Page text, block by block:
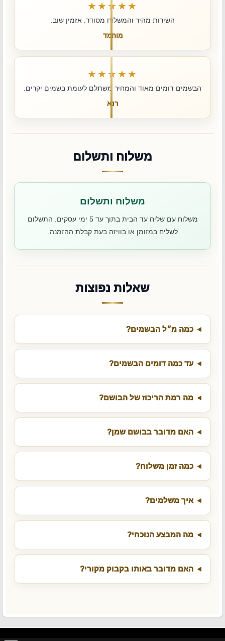
★★★★★
השירות מהיר והמשלוח מסודר. אזמין שוב.
מוחמד
★★★★★
הבשמים דומים מאוד והמחיר משתלם לעומת בשמים יקרים.
רנא
משלוח ותשלום
משלוח ותשלום
משלוח עם שליח עד הבית בתוך עד 5 ימי עסקים. התשלום
לשליח במזומן או בוויזה בעת קבלת ההזמנה.
שאלות נפוצות
כמה מ״ל הבשמים?
עד כמה דומים הבשמים?
מה רמת הריכוז של הבושם?
האם מדובר בבושם שמן?
כמה זמן משלוח?
איך משלמים?
מה המבצע הנוכחי?
האם מדובר באותו בקבוק מקורי?